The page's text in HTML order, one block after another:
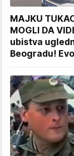
MAJKU
MOGLI DA
ubistva
Beogradu!